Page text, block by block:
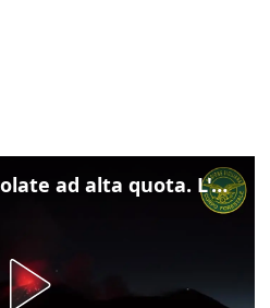
Etna, esplosioni e colate ad alta quota. L'aeroporto di Catania verso la normalità